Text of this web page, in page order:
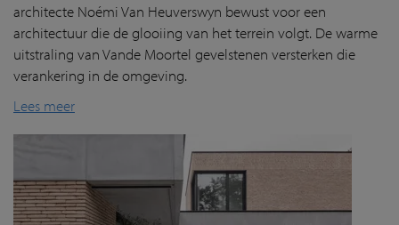
architecte Noémi Van Heuverswyn bewust voor een
architectuur die de glooiing van het terrein volgt. De warme
uitstraling van Vande Moortel gevelstenen versterken die
verankering in de omgeving.
Lees meer